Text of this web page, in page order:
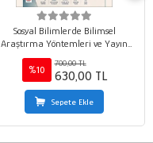
Sosyal Bilimlerde Bilimsel
Araştırma Yöntemleri ve Yayın
Etiği / Mehmet Marangoz
%10
700,00 TL
630,00 TL
Sepete Ekle